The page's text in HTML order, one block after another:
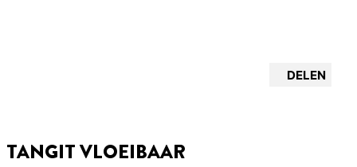
DELEN
TANGIT VLOEIBAAR